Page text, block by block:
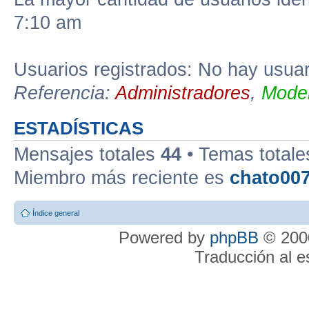
7:10 am
Usuarios registrados: No hay
Referencia:Administradores,
ESTADÍSTICAS
Mensajes totales 44 • Temas
Miembro más reciente es
Índice general
Powered by phpBB ©
Traducción al